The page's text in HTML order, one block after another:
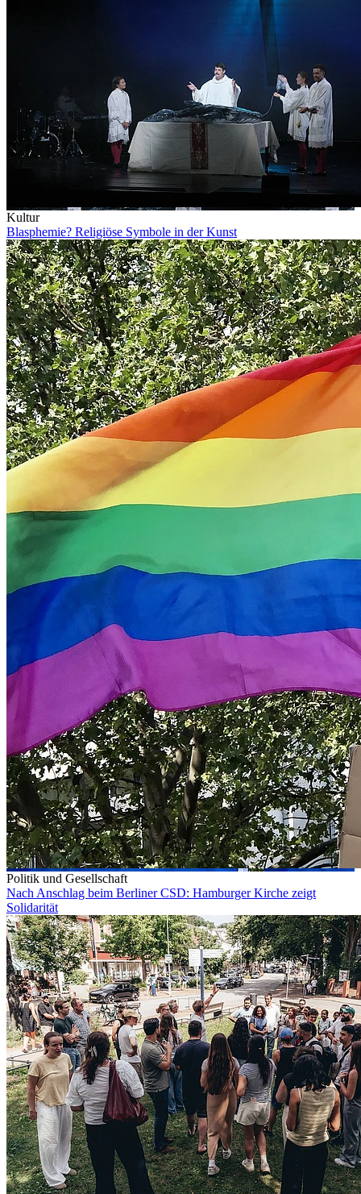
Kultur
Blasphemie? Religiöse Symbole in der Kunst
Politik und Gesellschaft
Nach Anschlag beim Berliner CSD: Hamburger Kirche zeigt
Solidarität